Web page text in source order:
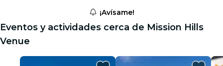
¡Avísame!
Eventos y actividades cerca de Mission Hills
Venue